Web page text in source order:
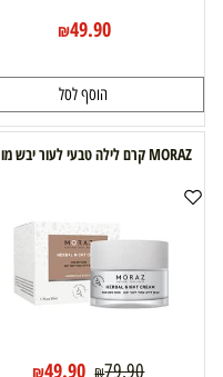
₪49.90
הוסף לסל
MORAZ קרם לילה טבעי לעור יבש מורז
₪79.90
₪49.90